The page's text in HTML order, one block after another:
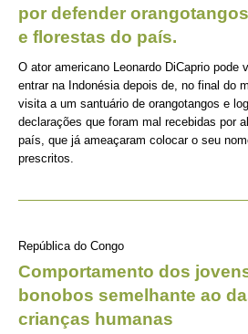
por defender orangotangos
e florestas do país.
O ator americano Leonardo DiCaprio pode
entrar na Indonésia depois de, no final do
visita a um santuário de orangotangos e
declarações que foram mal recebidas por
país, que já ameaçaram colocar o seu
prescritos.
República do Congo
Comportamento dos
bonobos semelhante ao
crianças humanas